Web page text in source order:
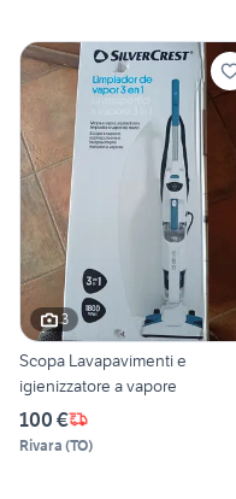
3
Scopa Lavapavimenti e
igienizzatore a vapore
100 €
Rivara (TO)